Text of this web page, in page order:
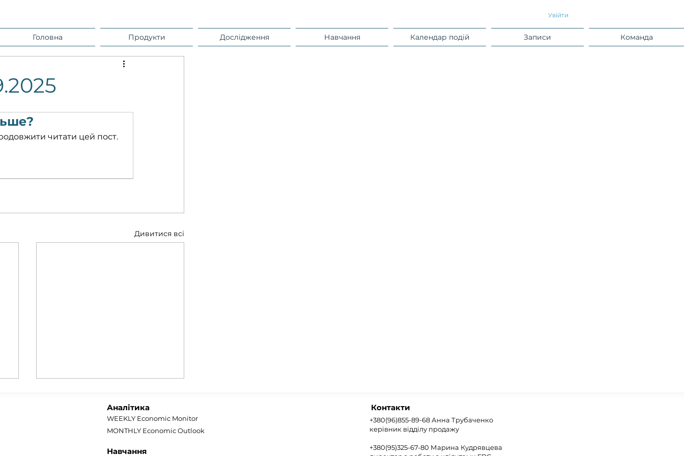
Увійти
Головна Продукти Дослідження Навчання Календар подій Записи Команда
читати цей пост.
Дивитися всі
Аналітика
WEEKLY Economic Monitor
MONTHLY Economic Outlook
Навчання
Контакти
+380(96)855-89-68 Анна Трубаченко
керівник відділу продажу
+380(95)325-67-80 Марина Кудрявцева